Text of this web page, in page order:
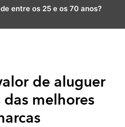
entre os 25 e os 70 anos?
de aluguer
das melhores